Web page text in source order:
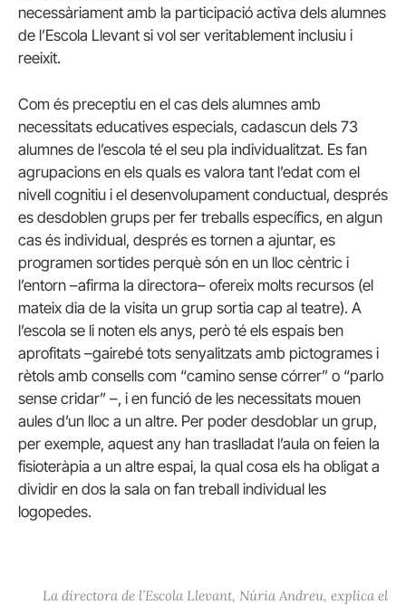
necessàriament amb la participació activa dels alumnes
de l’Escola Llevant si vol ser veritablement inclusiu i
reeixit.
Com és preceptiu en el cas dels alumnes amb
necessitats educatives especials, cadascun dels 73
alumnes de l’escola té el seu pla individualitzat. Es fan
agrupacions en els quals es valora tant l’edat com el
nivell cognitiu i el desenvolupament conductual, després
es desdoblen grups per fer treballs específics, en algun
cas és individual, després es tornen a ajuntar, es
programen sortides perquè són en un lloc cèntric i
l’entorn –afirma la directora– ofereix molts recursos (el
mateix dia de la visita un grup sortia cap al teatre). A
l’escola se li noten els anys, però té els espais ben
aprofitats –gairebé tots senyalitzats amb pictogrames i
rètols amb consells com “camino sense córrer” o “parlo
sense cridar” –, i en funció de les necessitats mouen
aules d’un lloc a un altre. Per poder desdoblar un grup,
per exemple, aquest any han traslladat l’aula on feien la
fisioteràpia a un altre espai, la qual cosa els ha obligat a
dividir en dos la sala on fan treball individual les
logopedes.
La directora de l’Escola Llevant, Núria Andreu, explica el